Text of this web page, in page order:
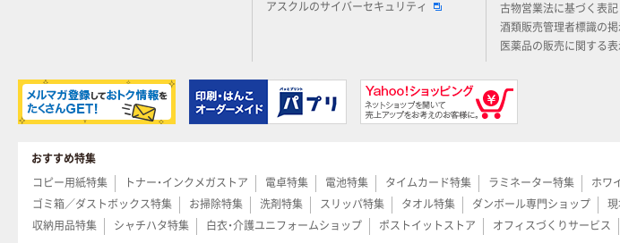
アスクルのサイバーセキュリティ
古物営業法に基づく表記
酒類販売管理者標識の
医薬品の販売に関する
おすすめ特集
コピー用紙特集
トナー・インクメガストア 電卓特集 電池特集 タイムカード特集 ラミネーター特集 ホワ
ゴミ箱／ダストボックス特集
お掃除特集 洗剤特集 スリッパ特集 タオル特集 ダンボール専門ショップ 現
収納用品特集
シャチハタ特集 白衣・介護ユニフォームショップ ポストイットストア オフィスづくりサービス